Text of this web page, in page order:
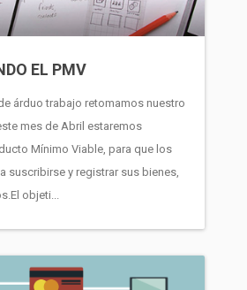
EL PMV
árduo trabajo retomamos nuestro
mes de Abril estaremos
Mínimo Viable, para que los
suscribirse y registrar sus bienes,
objeti...